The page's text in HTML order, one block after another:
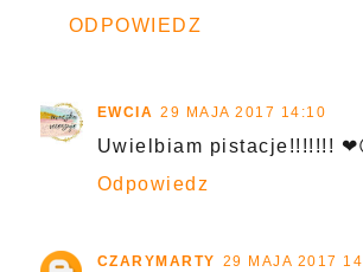
ODPOWIEDZ
EWCIA 29 MAJA 2017 14:10
Uwielbiam pistacje!!!!!!!
Odpowiedz
CZARYMARTY 29 MAJA 2017